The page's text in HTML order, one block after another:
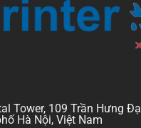
Tower, 109 Trần Hưng
Hà Nội, Việt Nam